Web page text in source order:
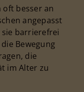
oft besser an
angepasst
barrierefrei
Bewegung
die
im Alter zu